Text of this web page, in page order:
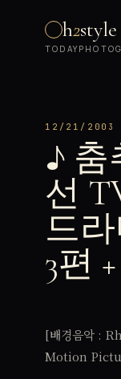
h2style
TODAY
12/21/2003
♪ 춤
선
드
3편
[배경음악 :
Motion